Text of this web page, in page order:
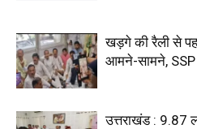
खड़गे की रैली से
आमने-सामने, SSP
उत्तराखंड : 9.87